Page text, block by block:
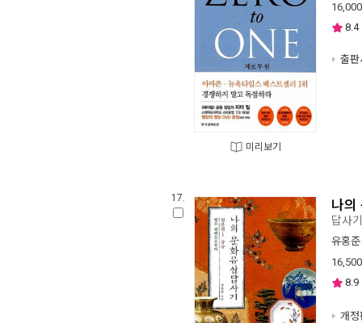
미리보기
16,000
8.4
출판
17. 나의
답사
유홍준
16,500
8.9
개정